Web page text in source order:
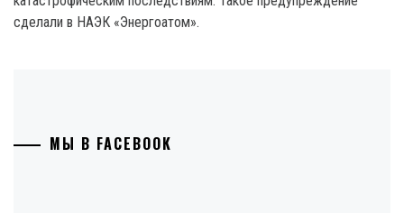
сделали в НАЭК «Энергоатом».
МЫ В FACEBOOK